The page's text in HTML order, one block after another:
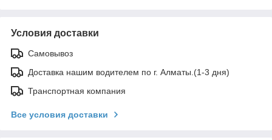
Условия доставки
Самовывоз
Доставка нашим водителем по г. Алматы.(1-3 дня)
Транспортная компания
Все условия доставки